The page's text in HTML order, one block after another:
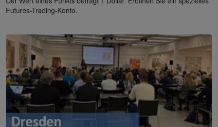
Futures-Trading-Konto.